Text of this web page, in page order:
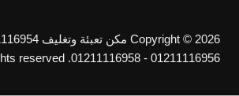
01211116956 - 01211116958. All rights reserved.